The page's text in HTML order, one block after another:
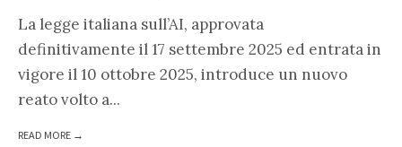
La legge italiana sull’AI, approvata
definitivamente il 17 settembre 2025 ed entrata in
vigore il 10 ottobre 2025, introduce un nuovo
reato volto a...
READ MORE →